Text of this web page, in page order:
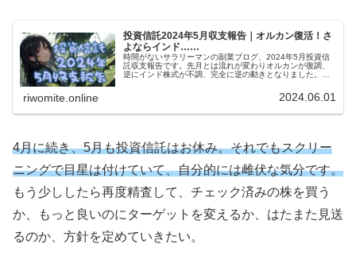
投資信託2024年5月収支報告｜オルカン復活！さ
よならインド……
時間がないサラリーマンの副業ブログ、2024年5月投資信
託収支報告です。先月とは流れが変わりオルカンが復調、
逆にインド株式が不調、完全に逆の動きとなりました。い
riwomite.online 2024.06.01
4月に続き、5月も投資信託はお休み。それでもスクリー
ニングで目星は付けていて、自分的には雌伏な気分です。
もう少ししたら再度精査して、チェック済みの株を買う
か、もっと良いのにターゲットを変えるか、はたまた見送
るのか、方針を定めていきたい。